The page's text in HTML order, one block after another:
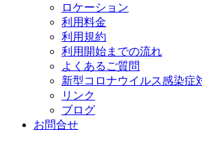
ロケーション
利用料金
利用規約
利用開始までの流れ
よくあるご質問
新型コロナウイルス感染症
リンク
ブログ
お問合せ